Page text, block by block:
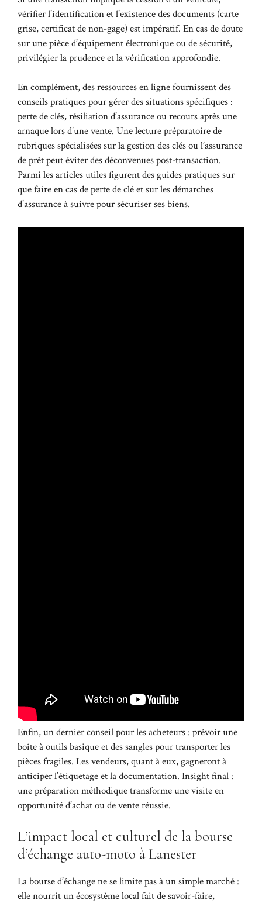
vérifier l’identification et l’existence des documents (carte
grise, certificat de non-gage) est impératif. En cas de doute
sur une pièce d’équipement électronique ou de sécurité,
privilégier la prudence et la vérification approfondie.
En complément, des ressources en ligne fournissent des
conseils pratiques pour gérer des situations spécifiques :
perte de clés, résiliation d’assurance ou recours après une
arnaque lors d’une vente. Une lecture préparatoire de
rubriques spécialisées sur la gestion des clés ou l’assurance
de prêt peut éviter des déconvenues post-transaction.
Parmi les articles utiles figurent des guides pratiques sur
que faire en cas de perte de clé et sur les démarches
d’assurance à suivre pour sécuriser ses biens.
Enfin, un dernier conseil pour les acheteurs : prévoir une
boîte à outils basique et des sangles pour transporter les
pièces fragiles. Les vendeurs, quant à eux, gagneront à
anticiper l’étiquetage et la documentation. Insight final :
une préparation méthodique transforme une visite en
opportunité d’achat ou de vente réussie.
L’impact local et culturel de la bourse
d’échange auto-moto à Lanester
La bourse d’échange ne se limite pas à un simple marché :
elle nourrit un écosystème local fait de savoir-faire,